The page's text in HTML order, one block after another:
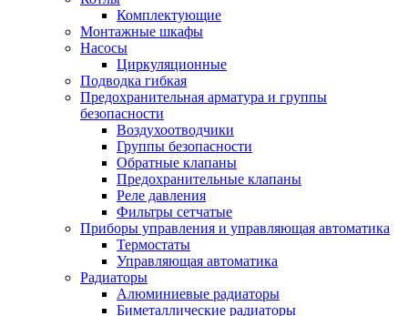
Комплектующие
Монтажные шкафы
Насосы
Циркуляционные
Подводка гибкая
Предохранительная арматура и группы
безопасности
Воздухоотводчики
Группы безопасности
Обратные клапаны
Предохранительные клапаны
Реле давления
Фильтры сетчатые
Приборы управления и управляющая автоматика
Термостаты
Управляющая автоматика
Радиаторы
Алюминиевые радиаторы
Биметаллические радиаторы